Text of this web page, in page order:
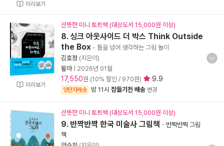
미리보기
미리보기
산뜻한 미니 토트백 (대상도서 15,000원 이상)
8. 싱크 아웃사이드 더 박스 Think Outside
the Box - 틀을 넘어 생각하는 그림 놀이
김호정 (지은이)
윌마| 2026년 01월
17,550원 (10% 할인 / 970원) 9.9
양탄자배송 밤 11시 잠들기전 배송 변경
산뜻한 미니 토트백 (대상도서 15,000원 이상)
9. 반짝반짝 한국 미술사 그림책 - 반짝반짝 그림
책